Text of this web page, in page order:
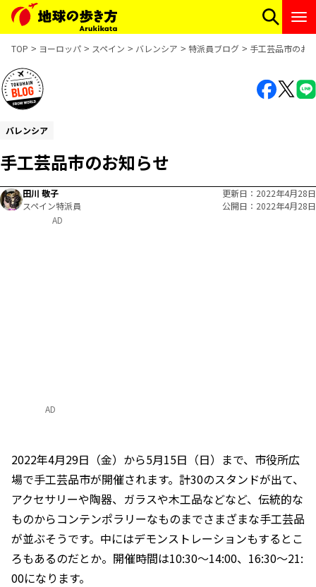
TOP ヨーロッパ スペイン バレンシア 特派員ブログ 手工芸品市のお
バレンシア
手工芸品市のお知らせ
田川 敬子
スペイン特派員
更新日
2022年4月28日
公開日
2022年4月28日
AD
2022年4月29日（金）から5月15日（日）まで、市役所広
場で手工芸品市が開催されます。計30のスタンドが出て、
アクセサリーや陶器、ガラスや木工品などなど、伝統的な
ものからコンテンポラリーなものまでさまざまな手工芸品
が並ぶそうです。中にはデモンストレーションもするとこ
ろもあるのだとか。開催時間は10:30～14:00、16:30～21:
00になります。
AD